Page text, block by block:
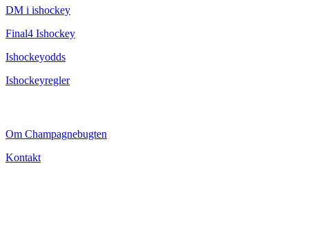
DM i ishockey
Final4 Ishockey
Ishockeyodds
Ishockeyregler
Om Champagnebugten
Kontakt